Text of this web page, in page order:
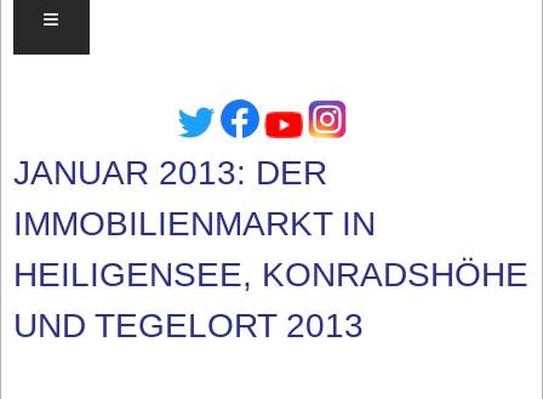
≡
JANUAR 2013: DER
IMMOBILIENMARKT IN
HEILIGENSEE, KONRADSHÖHE
UND TEGELORT 2013